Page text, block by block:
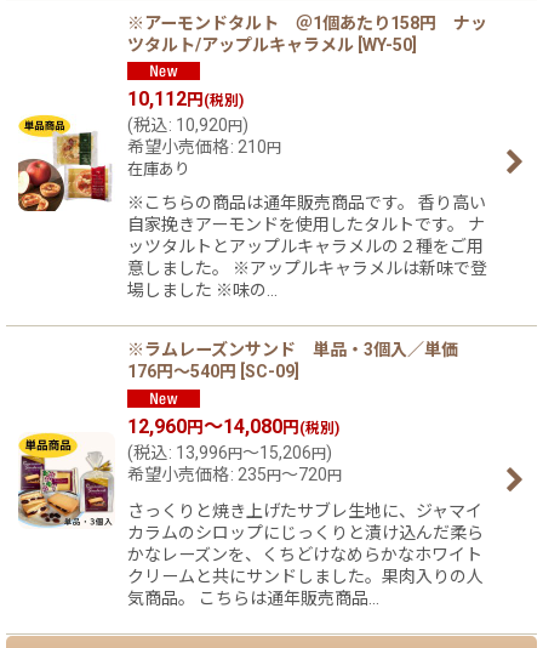
※アーモンドタルト ＠1個あたり158円 ナッ
ツタルト/アップルキャラメル WY-50
10,112円 (税別)
(税込: 10,920 円 )
希望小売価格: 210 円
在庫あり
※こちらの商品は通年販売商品です。 香り高い
自家挽きアーモンドを使用したタルトです。 ナ
ッツタルトとアップルキャラメルの２種をご用
意しました。 ※アップルキャラメルは新味で登
場しました ※味の…
※ラムレーズンサンド 単品・3個入／単価
176円〜540円 SC-09
12,960円～14,080円 (税別)
(税込: 13,996 円 ～15,206 円 )
希望小売価格: 235 円 ～720 円
さっくりと焼き上げたサブレ生地に、ジャマイ
カラムのシロップにじっくりと漬け込んだ柔ら
かなレーズンを、くちどけなめらかなホワイト
クリームと共にサンドしました。果肉入りの人
気商品。 こちらは通年販売商品…